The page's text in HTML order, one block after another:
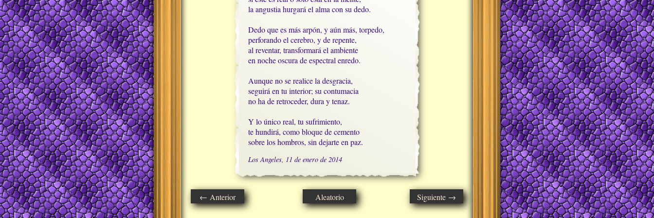
la angustia hurgará el alma con su dedo.
Dedo que es más arpón, y aún más, torpedo,
perforando el cerebro, y de repente,
al reventar, transformará el ambiente
en noche oscura de espectral enredo.
Aunque no se realice la desgracia,
seguirá en tu interior; su contumacia
no ha de retroceder, dura y tenaz.
Y lo único real, tu sufrimiento,
te hundirá, como bloque de cemento
sobre los hombros, sin dejarte en paz.
Los Angeles, 11 de enero de 2014
← Anterior Aleatorio Siguiente →